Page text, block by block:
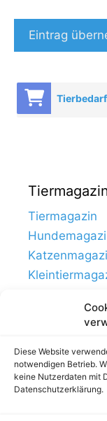
Diese Website
notwendigen Betrieb.
keine Nutzerdaten mit
Datenschutzerklärung.
Eintrag
Tiermagazin